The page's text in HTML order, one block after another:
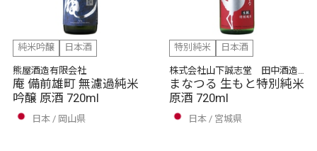
純米吟醸
日本酒
熊屋酒造有限会社
庵 備前雄町 無濾過純米
吟醸 原酒 720ml
日本 岡山県
特別純米
日本酒
株式会社山下誠志堂 田中酒造
店
まなつる 生もと特別純米
原酒 720ml
日本 宮城県